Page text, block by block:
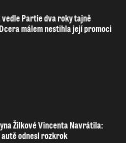
vedle Partie dva roky tajně
málem nestihla její promoci
Žilkové Vincenta Navrátila:
odnesl rozkrok